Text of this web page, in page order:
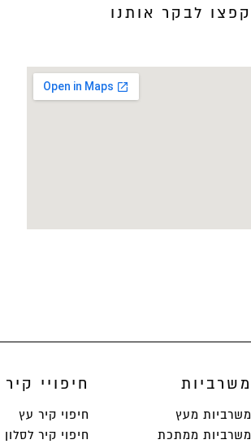
קפצו לבקר אותנו
משרביות
משרביות מעץ
משרביות ממתכת
חיפויי קיר
חיפוי קיר עץ
חיפוי קיר לסלון